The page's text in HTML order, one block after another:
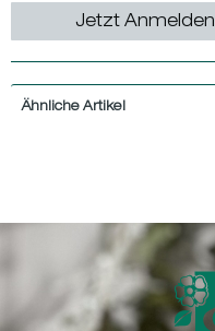
Jetzt Anmelden
Ähnliche Artikel